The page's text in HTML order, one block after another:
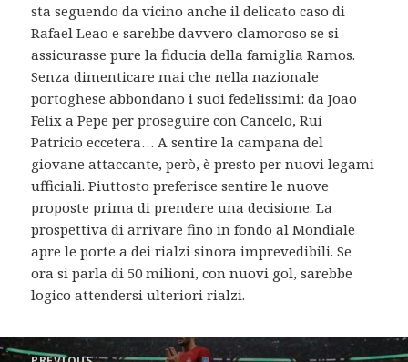
sta seguendo da vicino anche il delicato caso di
Rafael Leao e sarebbe davvero clamoroso se si
assicurasse pure la fiducia della famiglia Ramos.
Senza dimenticare mai che nella nazionale
portoghese abbondano i suoi fedelissimi: da Joao
Felix a Pepe per proseguire con Cancelo, Rui
Patricio eccetera… A sentire la campana del
giovane attaccante, però, è presto per nuovi legami
ufficiali. Piuttosto preferisce sentire le nuove
proposte prima di prendere una decisione. La
prospettiva di arrivare fino in fondo al Mondiale
apre le porte a dei rialzi sinora imprevedibili. Se
ora si parla di 50 milioni, con nuovi gol, sarebbe
logico attendersi ulteriori rialzi.
Post